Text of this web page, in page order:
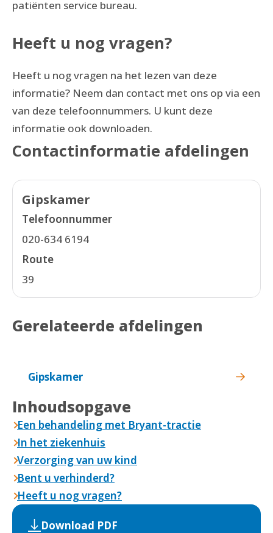
Inhoudsopgave
Een behandeling met Bryant-tractie
In het ziekenhuis
Verzorging van uw kind
Bent u verhinderd?
Heeft u nog vragen?
Download PDF
patiënten service bureau.
Heeft u nog vragen?
Heeft u nog vragen na het lezen van deze
informatie? Neem dan contact met ons op via een
van deze telefoonnummers. U kunt deze
informatie ook downloaden.
Contactinformatie afdelingen
Gipskamer
Telefoonnummer
020-634 6194
Route
39
Gerelateerde afdelingen
Gipskamer